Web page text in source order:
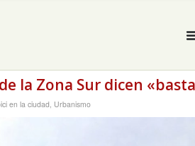
la Zona Sur dicen
en la ciudad, Urbanismo